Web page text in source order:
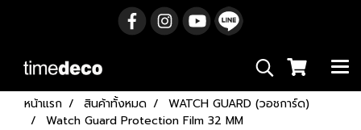
หน้าแรก สินค้าทั้งหมด
WATCH GUARD (วอชการ์ด)
Watch Guard Protection Film 32 MM